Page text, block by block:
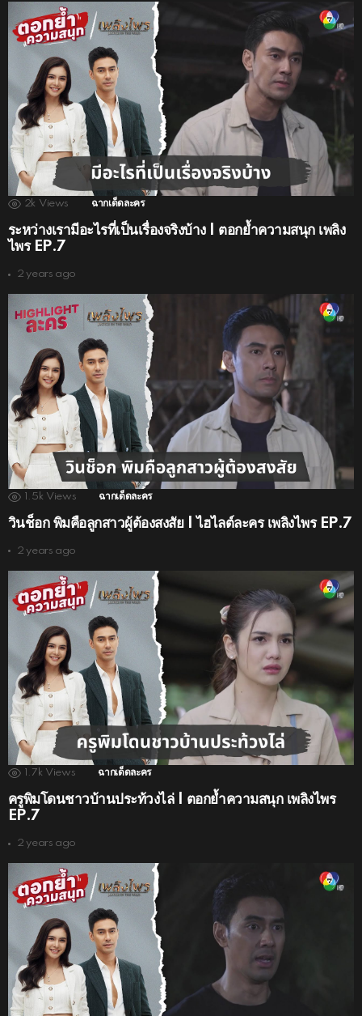
2k Views ฉากเด็ดละคร
ระหว่างเรามีอะไรที่เป็นเรื่องจริงบ้าง | ตอกย้ำความสนุก เพลิง
ไพร EP.7
2 years ago
1.5k Views ฉากเด็ดละคร
วินช็อก พิมคือลูกสาวผู้ต้องสงสัย | ไฮไลต์ละคร เพลิงไพร EP.7
2 years ago
1.7k Views ฉากเด็ดละคร
ครูพิมโดนชาวบ้านประท้วงไล่ | ตอกย้ำความสนุก เพลิงไพร
EP.7
2 years ago